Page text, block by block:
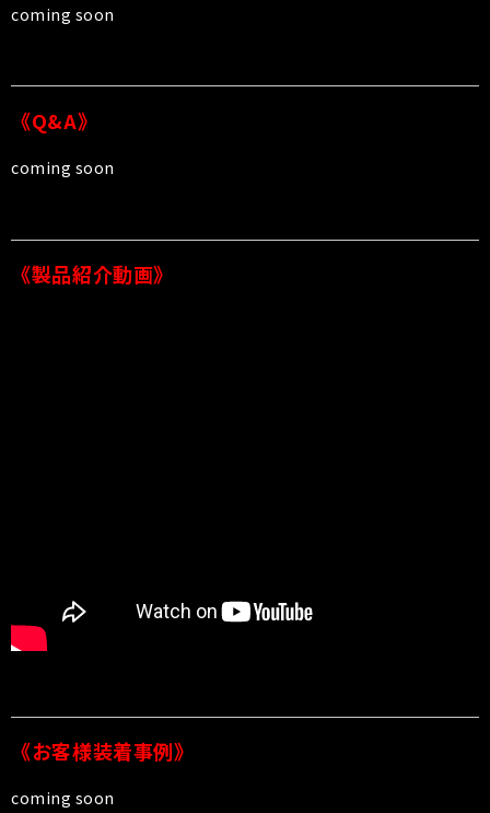
coming soon
《Q&A》
coming soon
《製品紹介動画》
《お客様装着事例》
coming soon